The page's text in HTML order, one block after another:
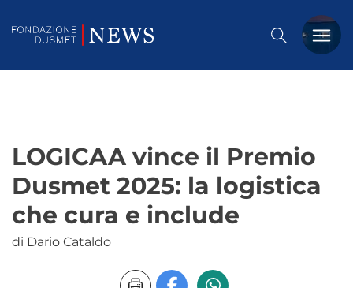
PREMIO DUSMET
OSSERVATORIO
EVENTI
LOGICAA vince il Premio
Dusmet 2025: la logistica
che cura e include
di Dario Cataldo